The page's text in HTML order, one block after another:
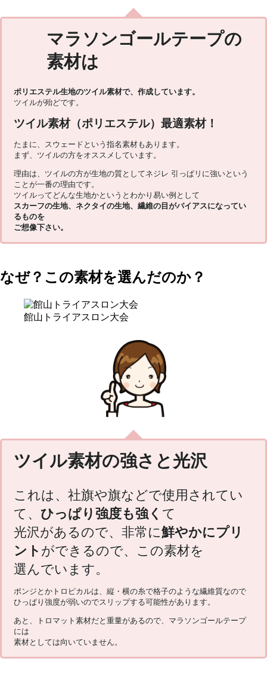
マラソンゴールテープの
素材は
ポリエステル生地のツイル素材で、作成しています。
ツイルが殆どです。
ツイル素材（ポリエステル）最適素材！
たまに、スウェードという指名素材もあります。
まず、ツイルの方をオススメしています。
理由は、ツイルの方が生地の質としてネジレ 引っぱリに強いという
ことが一番の理由です。
ツイルってどんな生地かというとわかり易い例として
スカーフの生地、ネクタイの生地、繊維の目がバイアスになってい
るものを
ご想像下さい。
なぜ？この素材を選んだのか？
館山トライアスロン大会
ツイル素材の強さと光沢
これは、社旗や旗などで使用されてい
て、 ひっぱり強度も強く て
光沢があるので、非常に鮮やかにプリ
ント ができるので、この素材を
選んでいます。
ポンジとかトロピカルは、縦・横の糸で格子のような繊維質なので
ひっぱり強度が弱いのでスリップする可能性があります。
あと、トロマット素材だと重量があるので、マラソンゴールテープ
には
素材としては向いていません。